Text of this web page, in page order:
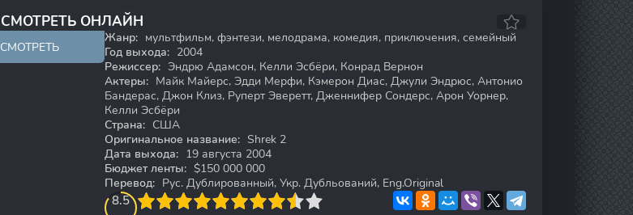
ОНЛАЙН
7.4
СМОТРЕТЬ
Жанр: мультфильм, фэнтези, мелодрама, комедия, приключения, семейный
Год выхода: 2004
Режиссер: Эндрю Адамсон, Келли Эсбёри, Конрад Вернон
Актеры: Майк Майерс, Эдди Мерфи, Кэмерон Диас, Джули Эндрюс, Антонио
Бандерас, Джон Клиз, Руперт Эверетт, Дженнифер Сондерс, Арон Уорнер,
Келли Эсбёри
Страна: США
Оригинальное название: Shrek 2
Дата выхода: 19 августа 2004
Бюджет ленты: $150 000 000
Перевод: Рус. Дублированный, Укр. Дубльований, Eng.Original
8.5
4 5 6 7 8 9 10